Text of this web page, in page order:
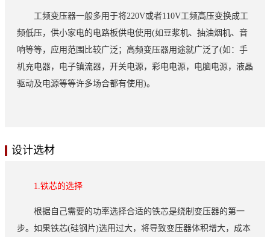
工频变压器一般多用于将220V或者110V工频高压变换成工
频低压，供小家电的电路板供电使用(如豆浆机、抽油烟机、音
响等等，应用范围比较广泛；高频变压器用途就广泛了(如：手
机充电器，电子镇流器，开关电源，彩电电源，电脑电源，液晶
驱动及电源等等许多场合都有使用)。
设计选材
1.铁芯的选择
根据自己需要的功率选择合适的铁芯是绕制变压器的第一
步。如果铁芯(硅钢片)选用过大，将导致变压器体积增大，成本